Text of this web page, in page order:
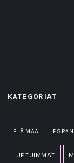
KATEGORIAT
ELÄMÄÄ
LUETUIMMAT